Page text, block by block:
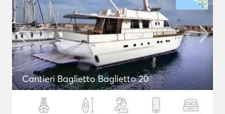
Cantieri Baglietto Baglietto 20